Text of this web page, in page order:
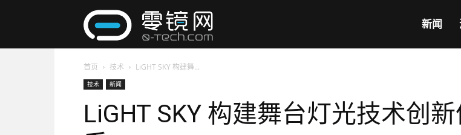
网
新闻
首页 技术 LiGHT SKY 构建舞...
技术 新闻
LiGHT SKY 构建舞台灯光技术创